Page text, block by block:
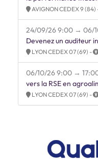
AVIGNON CEDEX 9 (84)
24/09/26 9:00 → 06/
Devenez un auditeur
LYON CEDEX 07 (69) -
06/10/26 9:00 →
vers la RSE en
LYON CEDEX 07 (69) -